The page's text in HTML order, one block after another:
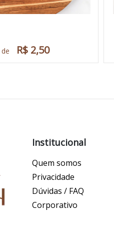
R$ 2,50
Institucional
Quem somos
Privacidade
Dúvidas / FAQ
Corporativo